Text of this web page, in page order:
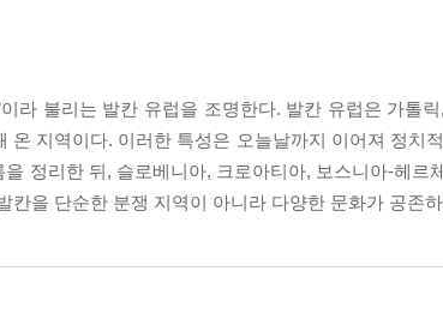
라 불리는 발칸 유럽을 조명한다. 발칸 유럽은 가톨
온 지역이다. 이러한 특성은 오늘날까지 이어져 정치
정리한 뒤, 슬로베니아, 크로아티아, 보스니아-헤르
칸을 단순한 분쟁 지역이 아니라 다양한 문화가 공존